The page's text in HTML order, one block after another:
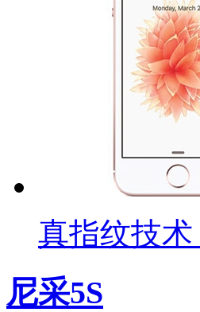
真指纹技
尼采5S